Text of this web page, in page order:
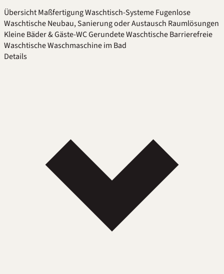
ÜbersichtMaßfertigungWaschtisch-SystemeFugenlose
WaschtischeNeubau, Sanierung oder Austausch Raumlösungen
Kleine Bäder & Gäste-WCGerundete WaschtischeBarrierefreie
WaschtischeWaschmaschine im Bad
Details